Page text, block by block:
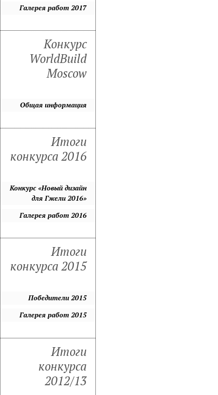
Галерея работ 2017
Конкурс
WorldBuild
Moscow
Общая информация
Итоги
конкурса 2016
Конкурс «Новый дизайн
для Гжели 2016»
Галерея работ 2016
Итоги
конкурса 2015
Победители 2015
Галерея работ 2015
Итоги
конкурса
2012/13